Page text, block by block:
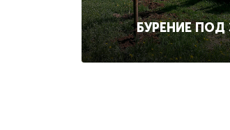
БУРЕНИЕ ПОД